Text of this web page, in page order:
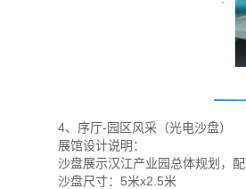
4、序厅-园区风采（光电沙盘）
展馆设计说明：
沙盘展示汉江产业园总体规划，配
沙盘尺寸：5米x2.5米